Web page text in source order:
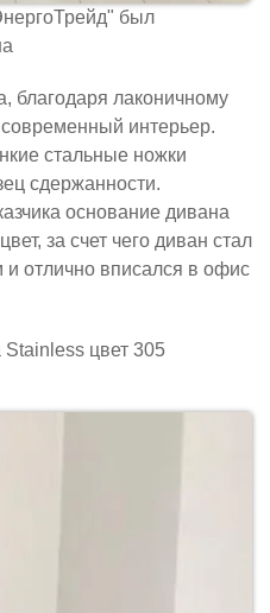
был
благодаря лаконичному
интерьер.
стальные ножки
сдержанности.
основание дивана
за счет чего диван стал
отлично вписался в офис
цвет 305